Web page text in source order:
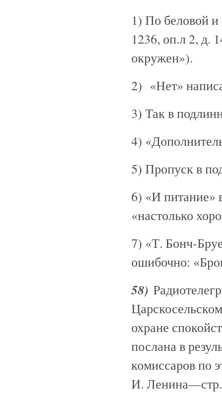
1) По беловой
1236, оп.л 2, д.
окружен»).
2) «Нет»
3) Так в
4)
5) Пропуск в
6) «И питание»
«настолько
7) «Т. Бонч-
ошибочно:
58)
охране
послана в
комиссаров по
И.